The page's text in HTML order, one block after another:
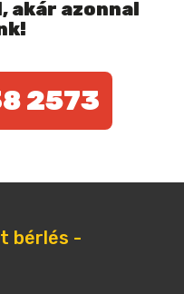
akár azonnal
2573
bérlés -